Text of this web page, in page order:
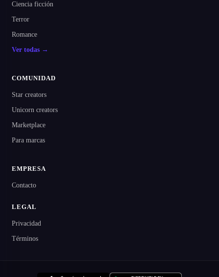
Ciencia ficción
Terror
Romance
Ver todas →
COMUNIDAD
Star creators
Unicorn creators
Marketplace
Para marcas
EMPRESA
Contacto
LEGAL
Privacidad
Términos